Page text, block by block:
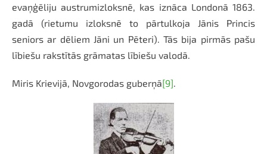
evaņģēliju austrumizloksnē, kas iznāca Londonā 1863.
gadā (rietumu izloksnē to pārtulkoja Jānis Princis
seniors ar dēliem Jāni un Pēteri). Tās bija pirmās pašu
lībiešu rakstītās grāmatas lībiešu valodā.
Miris Krievijā, Novgorodas guberņā[9]